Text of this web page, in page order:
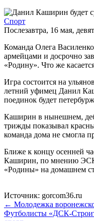
Спорт
Послезавтра, 16 мая,
Команда Олега
армейцами и досрочно
«Родину». Что же
Игра состоится на
летний уфимец Данил
поединок будет
Каширин в нынешнем,
трижды показывал
команда дома не смогла
Ближе к концу осенней
Каширин, по мнению ЭСК
«Родины» на домашнем
Источник: gorcom36.ru
← Молодежка
Футболисты «ДСК-